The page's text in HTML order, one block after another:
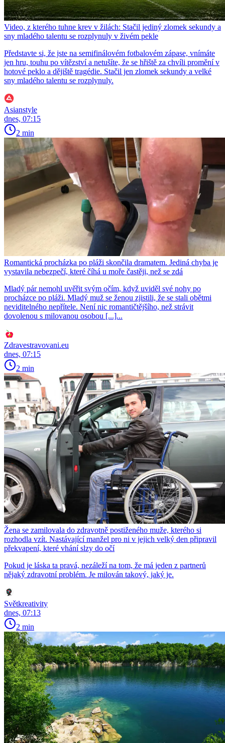
Video, z kterého tuhne krev v žilách: Stačil jediný zlomek sekundy a
sny mladého talentu se rozplynuly v živém pekle
Představte si, že jste na semifinálovém fotbalovém zápase, vnímáte
jen hru, touhu po vítězství a netušíte, že se hřiště za chvíli promění v
hotové peklo a dějiště tragédie. Stačil jen zlomek sekundy a velké
sny mladého talentu se rozplynuly.
Asianstyle
dnes, 07:15
2 min
Romantická procházka po pláži skončila dramatem. Jediná chyba je
vystavila nebezpečí, které číhá u moře častěji, než se zdá
Mladý pár nemohl uvěřit svým očím, když uviděl své nohy po
procházce po pláži. Mladý muž se ženou zjistili, že se stali obětmi
neviditelného nepřítele. Není nic romantičtějšího, než strávit
dovolenou s milovanou osobou [...]...
Zdravestravovani.eu
dnes, 07:15
2 min
Žena se zamilovala do zdravotně postiženého muže, kterého si
rozhodla vzít. Nastávající manžel pro ni v jejich velký den připravil
překvapení, které vhání slzy do očí
Pokud je láska ta pravá, nezáleží na tom, že má jeden z partnerů
nějaký zdravotní problém. Je milován takový, jaký je.
Světkreativity
dnes, 07:13
2 min